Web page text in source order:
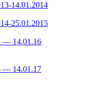
14.01.2014
25.01.2015
— 14.01.16
— 14.01.17